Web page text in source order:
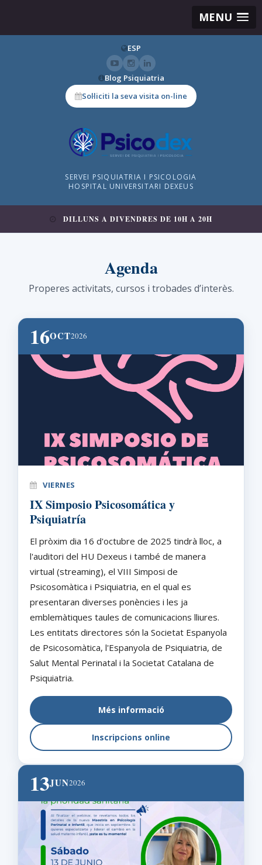
MENU
ESP
Blog Psiquiatria
Sol·liciti la seva visita on-line
SERVEI PSIQUIATRIA I PSICOLOGIA
HOSPITAL UNIVERSITARI DEXEUS
DILLUNS A DIVENDRES DE 10H A 20H
Agenda
Properes activitats, cursos i trobades d’interès.
16OCT2026
VIERNES
IX Simposio Psicosomática y
Psiquiatría
El pròxim dia 16 d'octubre de 2025 tindrà lloc, a
l'auditori del HU Dexeus i també de manera
virtual (streaming), el VIII Simposi de
Psicosomàtica i Psiquiatria, en el qual es
presentaran diverses ponències i les ja
emblemàtiques taules de comunicacions lliures.
Les entitats directores són la Societat Espanyola
de Psicosomàtica, l'Espanyola de Psiquiatria, de
Salut Mental Perinatal i la Societat Catalana de
Psiquiatria.
Més informació
Inscripcions online
13JUN2026